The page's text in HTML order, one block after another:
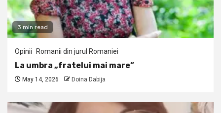
3 min read
Opinii Romanii din jurul Romaniei
La umbra „fratelui mai mare”
May 14, 2026 Doina Dabija